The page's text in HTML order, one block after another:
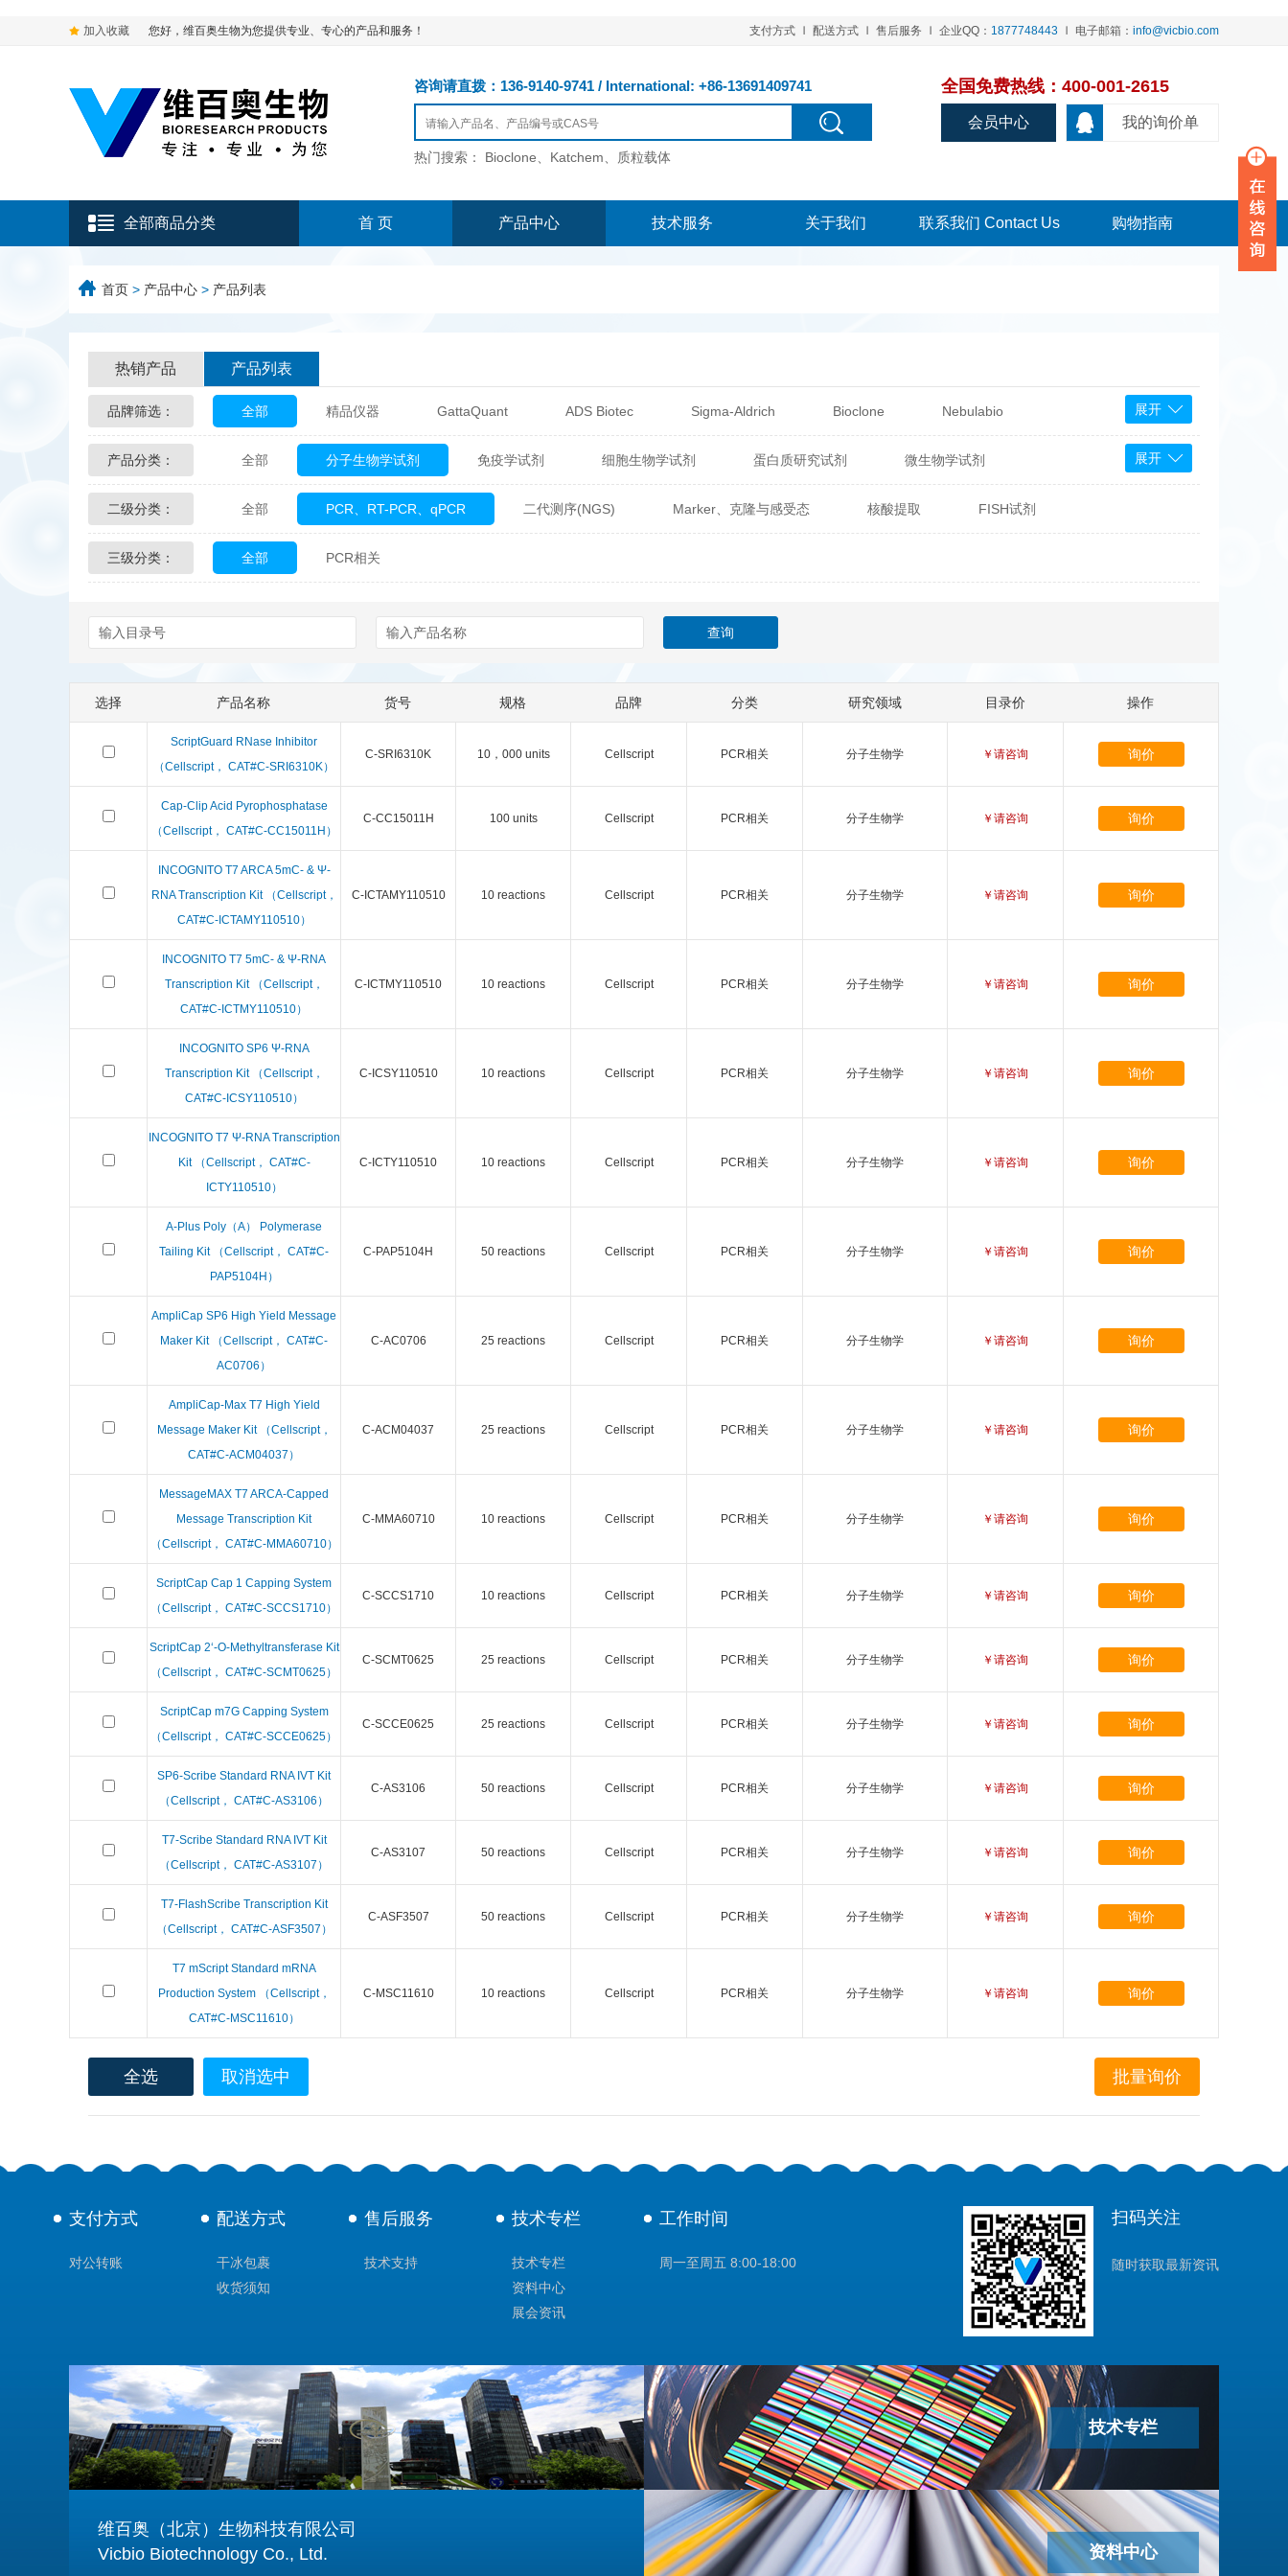
加入收藏 您好，维百奥生物为您提供专业、专心的产品和服务！ 支付方式 配送方式 售后服务 企业QQ： 1877748443 电子邮箱： info@vicbio.com
咨询请直拨：136-9140-9741 / International: +86-13691409741
热门搜索： Bioclone、Katchem、质粒载体
全国免费热线：400-001-2615
我的询价单
会员中心
全部商品分类 首 页 产品中心 技术服务 关于我们 联系我们 Contact Us 购物指南
首页 > 产品中心 > 产品列表
热销产品 产品列表
品牌筛选： 全部 精品仪器 GattaQuant ADS Biotec Sigma-Aldrich Bioclone Nebulabio
Glycon Biochem Sterlitech 热销产品 辰辉创聚生物® (Nebulabio) BPS Bioscience
Echelon Biosciences Verichem Laboratories Vicbio Biotech Click Chemistry Tools Bioassay Systems
Affinity Biologicals
Berry & Associates Hybrid Plastics Milenia Biotec Sunrise Science
LGC Maine Standards Biolife Solutions Pall Omicron Biochemicals 康为世纪
Abbexa
展开
产品分类： 全部 分子生物学试剂 免疫学试剂 细胞生物学试剂 蛋白质研究试剂 微生物学试剂
化学及生物化学试剂 材料学试剂 仪器及设备 耗材及常用物品 其他产品
展开
二级分类： 全部 PCR、RT-PCR、qPCR 二代测序(NGS) Marker、克隆与感受态 核酸提取 FISH试剂
三级分类： 全部 PCR相关
选择 产品名称 货号 规格 品牌 分类 研究领域 目录价 操作
ScriptGuard RNase Inhibitor
（Cellscript， CAT#C-SRI6310K）
C-SRI6310K 10，000 units Cellscript PCR相关 分子生物学 ￥请咨询 询价
Cap-Clip Acid Pyrophosphatase
（Cellscript， CAT#C-CC15011H）
C-CC15011H 100 units Cellscript PCR相关 分子生物学 ￥请咨询 询价
INCOGNITO T7 ARCA 5mC- & Ψ-
RNA Transcription Kit （Cellscript，
CAT#C-ICTAMY110510）
C-ICTAMY110510 10 reactions Cellscript PCR相关 分子生物学 ￥请咨询 询价
INCOGNITO T7 5mC- & Ψ-RNA
Transcription Kit （Cellscript，
CAT#C-ICTMY110510）
C-ICTMY110510 10 reactions Cellscript PCR相关 分子生物学 ￥请咨询 询价
INCOGNITO SP6 Ψ-RNA
Transcription Kit （Cellscript，
CAT#C-ICSY110510）
C-ICSY110510 10 reactions Cellscript PCR相关 分子生物学 ￥请咨询 询价
INCOGNITO T7 Ψ-RNA Transcription
Kit （Cellscript， CAT#C-
ICTY110510）
C-ICTY110510 10 reactions Cellscript PCR相关 分子生物学 ￥请咨询 询价
A-Plus Poly（A） Polymerase
Tailing Kit （Cellscript， CAT#C-
PAP5104H）
C-PAP5104H 50 reactions Cellscript PCR相关 分子生物学 ￥请咨询 询价
AmpliCap SP6 High Yield Message
Maker Kit （Cellscript， CAT#C-
AC0706）
C-AC0706 25 reactions Cellscript PCR相关 分子生物学 ￥请咨询 询价
AmpliCap-Max T7 High Yield
Message Maker Kit （Cellscript，
CAT#C-ACM04037）
C-ACM04037 25 reactions Cellscript PCR相关 分子生物学 ￥请咨询 询价
MessageMAX T7 ARCA-Capped
Message Transcription Kit
（Cellscript， CAT#C-MMA60710）
C-MMA60710 10 reactions Cellscript PCR相关 分子生物学 ￥请咨询 询价
ScriptCap Cap 1 Capping System
（Cellscript， CAT#C-SCCS1710）
C-SCCS1710 10 reactions Cellscript PCR相关 分子生物学 ￥请咨询 询价
ScriptCap 2‘-O-Methyltransferase Kit
（Cellscript， CAT#C-SCMT0625）
C-SCMT0625 25 reactions Cellscript PCR相关 分子生物学 ￥请咨询 询价
ScriptCap m7G Capping System
（Cellscript， CAT#C-SCCE0625）
C-SCCE0625 25 reactions Cellscript PCR相关 分子生物学 ￥请咨询 询价
SP6-Scribe Standard RNA IVT Kit
（Cellscript， CAT#C-AS3106）
C-AS3106 50 reactions Cellscript PCR相关 分子生物学 ￥请咨询 询价
T7-Scribe Standard RNA IVT Kit
（Cellscript， CAT#C-AS3107）
C-AS3107 50 reactions Cellscript PCR相关 分子生物学 ￥请咨询 询价
T7-FlashScribe Transcription Kit
（Cellscript， CAT#C-ASF3507）
C-ASF3507 50 reactions Cellscript PCR相关 分子生物学 ￥请咨询 询价
T7 mScript Standard mRNA
Production System （Cellscript，
CAT#C-MSC11610）
C-MSC11610 10 reactions Cellscript PCR相关 分子生物学 ￥请咨询 询价
全选 取消选中
支付方式
对公转账
配送方式
干冰包裹
收货须知
售后服务
技术支持
技术专栏
技术专栏
资料中心
展会资讯
工作时间
周一至周五 8:00-18:00
扫码关注
随时获取最新资讯
维百奥（北京）生物科技有限公司
Vicbio Biotechnology Co., Ltd.
技术专栏
资料中心